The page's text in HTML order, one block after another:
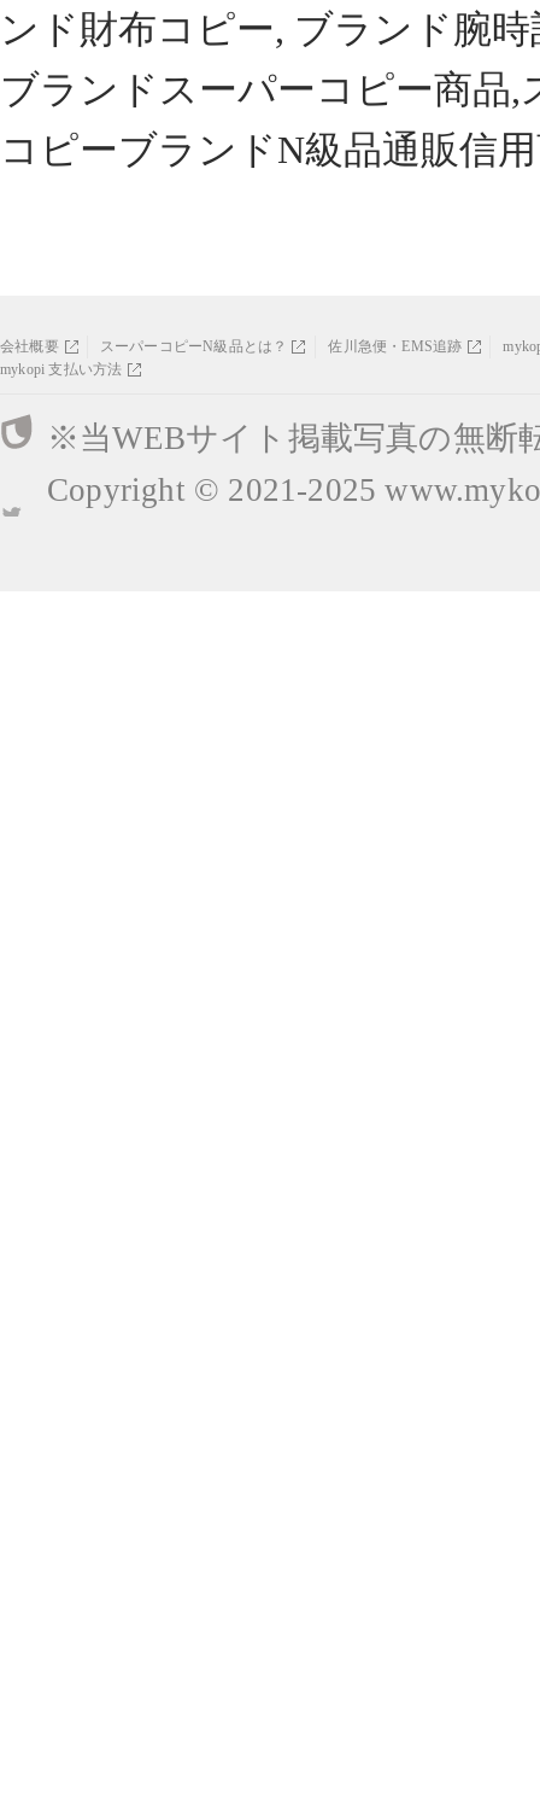
ンド財布コピー, ブランド腕
ブランドスーパーコピー商品
コピーブランドN級品通販信
会社概要 スーパーコピーN級品とは？ 佐川急便・EMS追跡
mykopi 支払い方法
※当WEBサイト掲載写真の無断
Copyright © 2021-2025